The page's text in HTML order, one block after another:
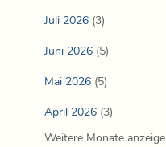
Juli 2026 (3)
Juni 2026 (5)
Mai 2026 (5)
April 2026 (3)
Weitere Monate